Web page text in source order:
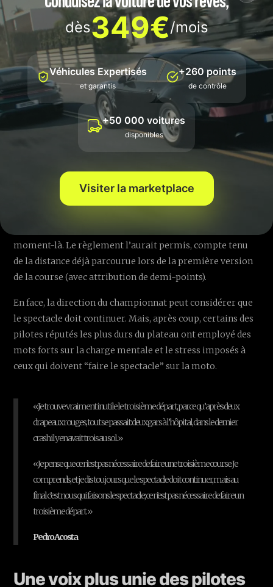
Drapeaux rouges à répétition:
les pilotes veulent un débat sur
le nombre de relances
Entendre des pilotes quasi unanimes sur un sujet de
sécurité est plutôt rare en 2026, mais l’ambiance de
dimanche après-midi y ressemblait fortement. Après
avoir vu deux concurrents sérieusement blessés, puis
s’être retrouvés à relancer la course non pas une, mais
deux fois, plusieurs ont jugé la séquence trop lourde à
De nombreux pilotes ont estimé que la deuxième relance,
moment-là. Le règlement l’aurait permis, compte tenu
de la distance déjà parcourue lors de la première version
de la course (avec attribution de demi-points).
En face, la direction du championnat peut considérer que
le spectacle doit continuer. Mais, après coup, certains des
pilotes réputés les plus durs du plateau ont employé des
mots forts sur la charge mentale et le stress imposés à
ceux qui doivent “faire le spectacle” sur la moto.
« Je trouve vraiment inutile le troisième départ, parce qu’après deux
drapeaux rouges, tout se passait: deux gars à l’hôpital, dans le dernier
crash il y en avait trois au sol. »
« Je pense que ce n’est pas nécessaire de faire une troisième course. Je
comprends, et je dis toujours que le spectacle doit continuer, mais au
final c’est nous qui faisons le spectacle; ce n’est pas nécessaire de faire un
troisième départ. »
Pedro Acosta
Une voix plus unie des pilotes
dès349€/mois
Véhicules Expertisés
et garantis
+260 points
de contrôle
+50 000 voitures
disponibles
Visiter la marketplace